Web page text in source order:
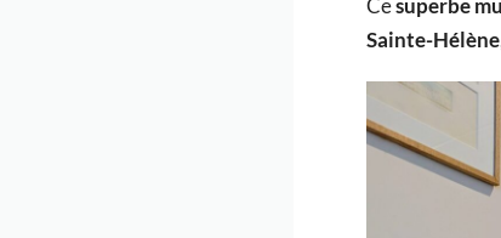
Cesuperbe
Sainte-Hélène